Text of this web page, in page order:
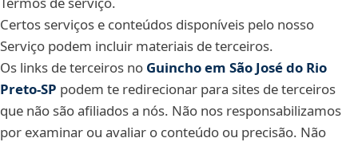
Certos serviços e conteúdos disponíveis pelo nosso
Serviço podem incluir materiais de terceiros.
Os links de terceiros no Guincho em São José do Rio
Preto‑SP podem te redirecionar para sites de terceiros
que não são afiliados a nós. Não nos responsabilizamos
por examinar ou avaliar o conteúdo ou precisão. Não